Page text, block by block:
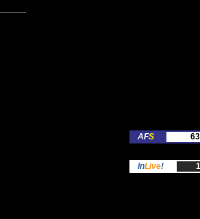
AFS
InLive!